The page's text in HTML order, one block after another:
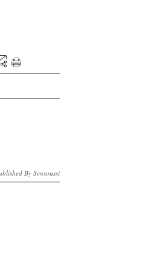
By Sensoussi